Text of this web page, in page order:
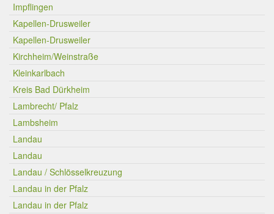
Impflingen
Kapellen-Drusweiler
Kapellen-Drusweiler
Kirchheim/Weinstraße
Kleinkarlbach
Kreis Bad Dürkheim
Lambrecht/ Pfalz
Lambsheim
Landau
Landau
Landau / Schlösselkreuzung
Landau in der Pfalz
Landau in der Pfalz